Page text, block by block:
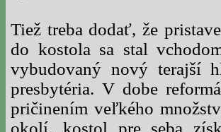
Tiež treba dodať, že
do kostola sa stal
vybudovaný nový terajší
presbytéria. V dobe
pričinením veľkého
okolí, kostol pre seba